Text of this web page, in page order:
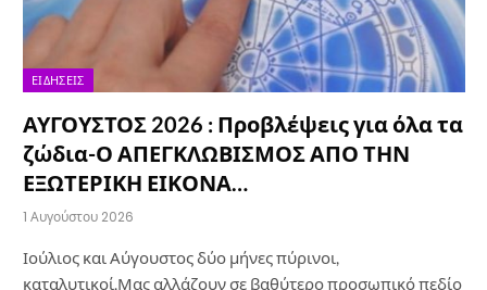
ΕΙΔΉΣΕΙΣ
ΑΥΓΟΥΣΤΟΣ 2026 : Προβλέψεις για όλα τα
ζώδια-Ο ΑΠΕΓΚΛΩΒΙΣΜΟΣ ΑΠΟ ΤΗΝ
ΕΞΩΤΕΡΙΚΗ ΕΙΚΟΝΑ…
1 Αυγούστου 2026
Ιούλιος και Αύγουστος δύο μήνες πύρινοι,
καταλυτικοί.Μας αλλάζουν σε βαθύτερο προσωπικό πεδίο